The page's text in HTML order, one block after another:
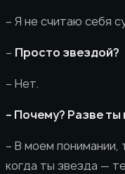
– Я не считаю себя
– Просто звездой?
– Нет.
– Почему? Разве ты
– В моем понимании,
когда ты звезда —